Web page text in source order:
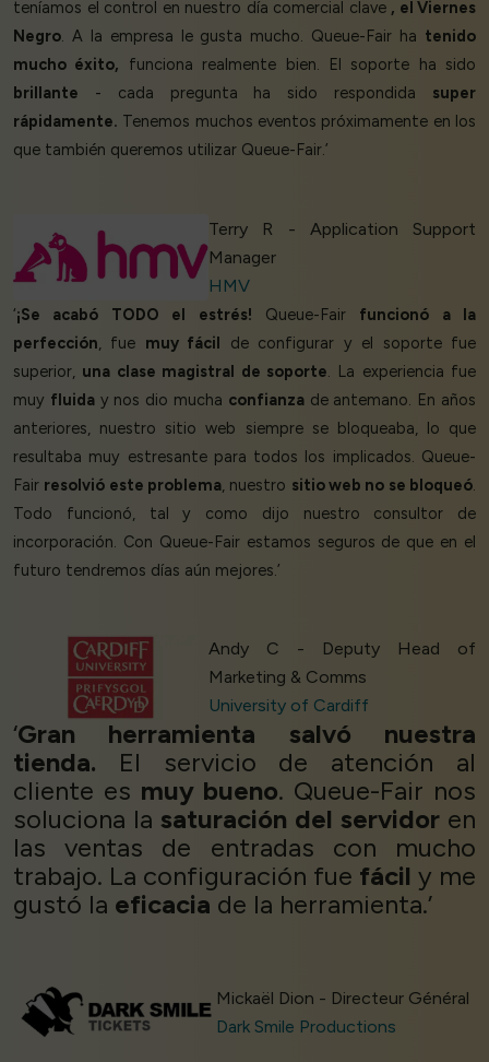
teníamos el control en nuestro día comercial clave , el Viernes
Negro. A la empresa le gusta mucho. Queue-Fair ha tenido
mucho éxito, funciona realmente bien. El soporte ha sido
brillante - cada pregunta ha sido respondida super
rápidamente. Tenemos muchos eventos próximamente en los
que también queremos utilizar Queue-Fair.’
Terry R - Application Support
Manager
HMV
‘¡Se acabó TODO el estrés! Queue-Fair funcionó a la
perfección, fue muy fácil de configurar y el soporte fue
superior, una clase magistral de soporte. La experiencia fue
muy fluiday nos dio mucha confianzade antemano. En años
anteriores, nuestro sitio web siempre se bloqueaba, lo que
resultaba muy estresante para todos los implicados. Queue-
Fair resolvió este problema, nuestro sitio web no se bloqueó.
Todo funcionó, tal y como dijo nuestro consultor de
incorporación. Con Queue-Fair estamos seguros de que en el
futuro tendremos días aún mejores.’
Andy C - Deputy Head of
Marketing & Comms
University of Cardiff
‘Gran herramienta salvó nuestra
tienda. El servicio de atención al
cliente es muy bueno. Queue-Fair nos
soluciona la saturación del servidor en
las ventas de entradas con mucho
trabajo. La configuración fue fácil y me
gustó la eficacia de la herramienta.’
Mickaël Dion - Directeur Général
Dark Smile Productions